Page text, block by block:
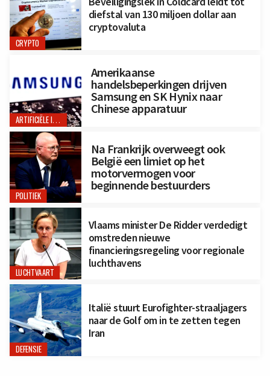
CRYPTO
diefstal van 130 miljoen dollar aan
cryptovaluta
ARTIFICIËLE INTELLIGENTIE
Amerikaanse
handelsbeperkingen drijven
Samsung en SK Hynix naar
Chinese apparatuur
POLITIEK
Na Frankrijk overweegt ook
België een limiet op het
motorvermogen voor
beginnende bestuurders
LUCHTVAART
Vlaams minister De Ridder verdedigt
omstreden nieuwe
financieringsregeling voor regionale
luchthavens
DEFENSIE
Italië stuurt Eurofighter-straaljagers
naar de Golf om in te zetten tegen
Iran